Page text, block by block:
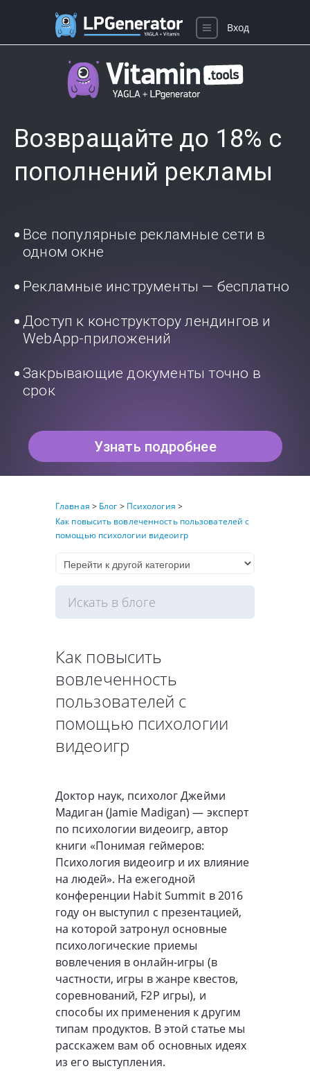
Возвращайте до 18% с
пополнений рекламы
Все популярные рекламные сети в
одном окне
Рекламные инструменты — бесплатно
Доступ к конструктору лендингов и
WebApp-приложений
Закрывающие документы точно в
срок
Узнать подробнее
Главная > Блог > Психология >
Как повысить вовлеченность пользователей с
помощью психологии видеоигр
Как повысить
вовлеченность
пользователей с
помощью психологии
видеоигр
Доктор наук, психолог Джейми
Мадиган (Jamie Madigan) — эксперт
по психологии видеоигр, автор
книги «Понимая геймеров:
Психология видеоигр и их влияние
на людей». На ежегодной
конференции Habit Summit в 2016
году он выступил с презентацией,
на которой затронул основные
психологические приемы
вовлечения в онлайн-игры (в
частности, игры в жанре квестов,
соревнований, F2P игры), и
способы их применения к другим
типам продуктов. В этой статье мы
расскажем вам об основных идеях
из его выступления.
Вход